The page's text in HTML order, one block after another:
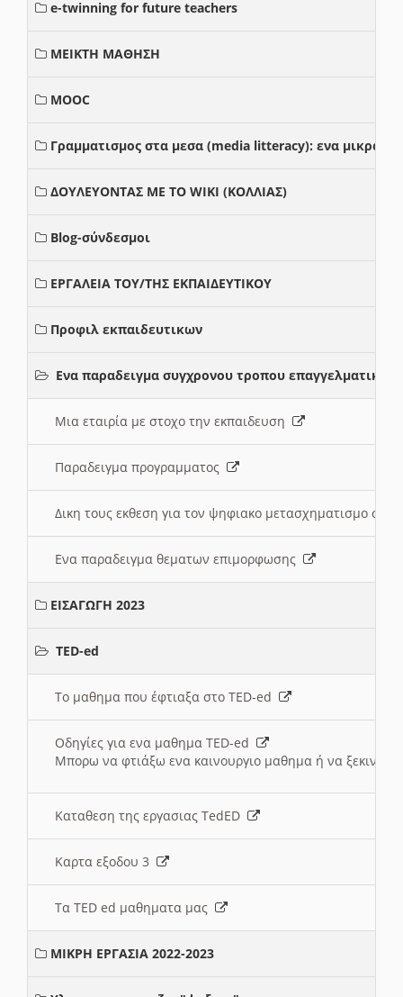
e-twinning for future teachers
ΜΕΙΚΤΗ ΜΑΘΗΣΗ
MOOC
Γραμματισμος στα μεσα (media litteracy): ενα μικρο
ΔΟΥΛΕΥΟΝΤΑΣ ΜΕ ΤΟ WIKI (ΚΟΛΛΙΑΣ)
Blog-σύνδεσμοι
ΕΡΓΑΛΕΙΑ ΤΟΥ/ΤΗΣ ΕΚΠΑΙΔΕΥΤΙΚΟΥ
Προφιλ εκπαιδευτικων
Ενα παραδειγμα συγχρονου τροπου
Μια εταιρία με στοχο την εκπαιδευση
Παραδειγμα προγραμματος
Δικη τους εκθεση για τον ψηφιακο μετασχηματισμο
Ενα παραδειγμα θεματων επιμορφωσης
ΕΙΣΑΓΩΓΗ 2023
TED-ed
Το μαθημα που έφτιαξα στο TED-ed
Οδηγίες για ενα μαθημα TED-ed
Μπορω να φτιάξω ενα καινουργιο μαθημα ή να
Καταθεση της εργασιας TedED
Καρτα εξοδου 3
Τα TED ed μαθηματα μας
ΜΙΚΡΗ ΕΡΓΑΣΙΑ 2022-2023